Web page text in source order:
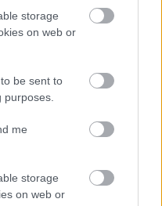
storage
on web or
be sent to
me
storage
on web or
reggeli tünetet ne
alá